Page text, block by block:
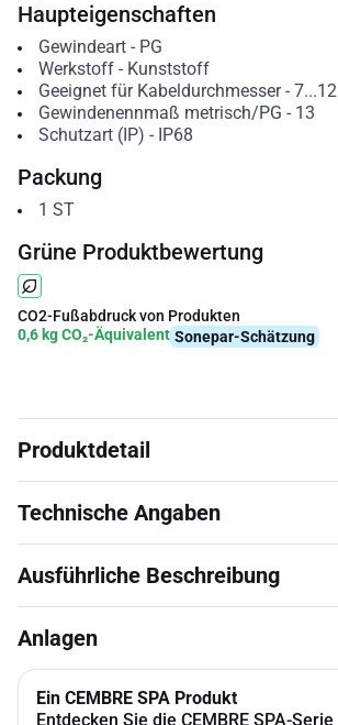
Haupteigenschaften
Gewindeart- PG
Werkstoff- Kunststoff
Geeignet für Kabeldurchmesser- 7...12
Gewindenennmaß metrisch/PG - 13
Schutzart (IP) - IP68
Packung
1 ST
Grüne Produktbewertung
CO2-Fußabdruck von Produkten
0,6 kg CO₂-Äquivalent Sonepar-Schätzung
Produktdetail
Technische Angaben
Ausführliche Beschreibung
Anlagen
Ein CEMBRE SPA Produkt
Entdecken Sie die CEMBRE SPA-Serie